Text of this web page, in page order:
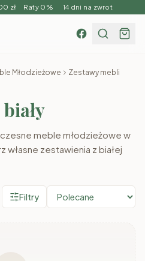
zł Raty 0% 14 dni na zwrot
Młodzieżowe
Zestawy mebli
meble młodzieżowe w
własne zestawienia z białej
Filtry